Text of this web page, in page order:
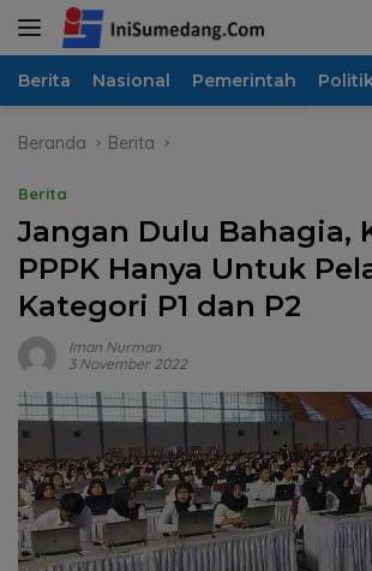
Langsung
Berita Nasional Pemerintah
Beranda Berita
Berita
Jangan Dulu Bahagia,
PPPK Hanya Untuk
Kategori P1 dan P2
Iman Nurman
3 November 2022